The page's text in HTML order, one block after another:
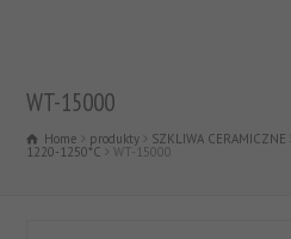
WT-15000
Home produkty SZKLIWA CERAMICZNE
1220-1250*C WT-15000